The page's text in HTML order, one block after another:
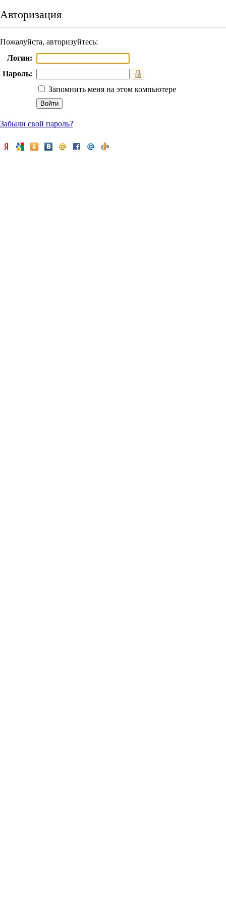
Авторизация
Пожалуйста, авторизуйтесь:
Логин:
Пароль:
Запомнить меня на этом компьютере
Забыли свой пароль?